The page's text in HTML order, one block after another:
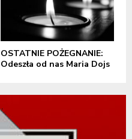
OSTATNIE POŻEGNANIE:
Odeszła od nas Maria Dojs